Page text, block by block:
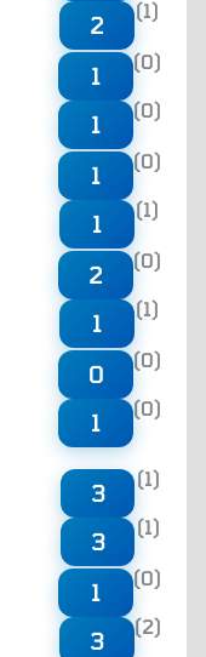
2
(1)
1
(0)
1
(0)
1
(0)
1
(1)
2
(0)
1
(1)
0
(0)
1
(0)
3
(1)
3
(1)
1
(0)
3
(2)